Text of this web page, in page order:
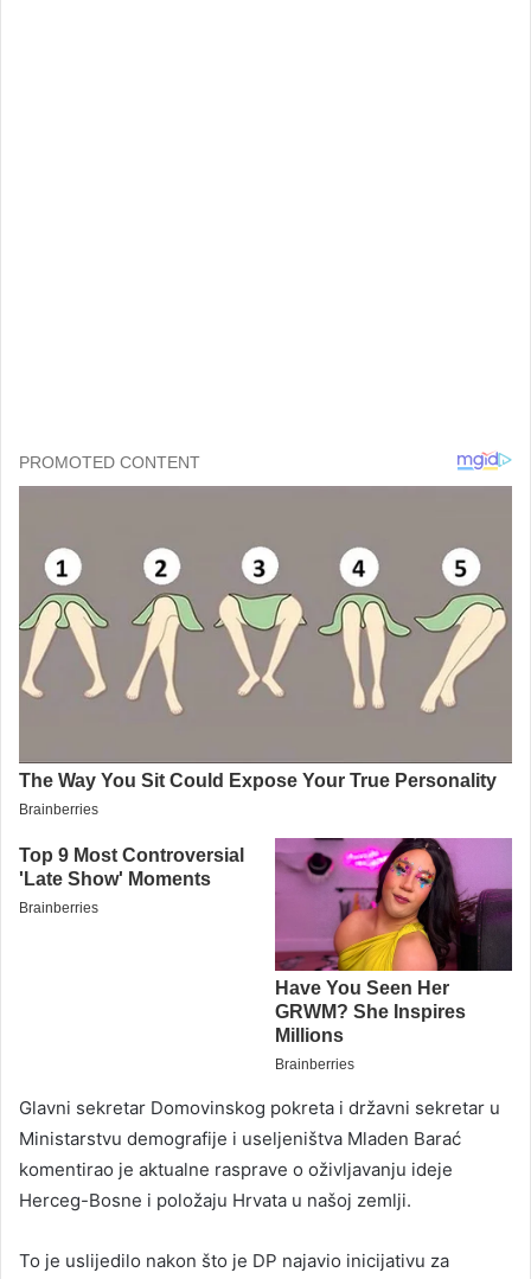
Glavni sekretar Domovinskog pokreta i državni sekretar u
Ministarstvu demografije i useljeništva Mladen Barać
komentirao je aktualne rasprave o oživljavanju ideje
Herceg-Bosne i položaju Hrvata u našoj zemlji.
To je uslijedilo nakon što je DP najavio inicijativu za